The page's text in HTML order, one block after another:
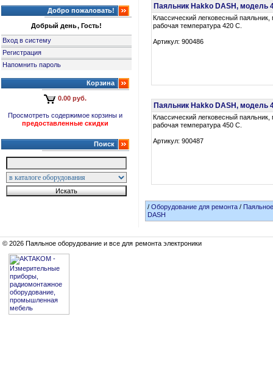
Добро пожаловать!
Добрый день, Гость!
Вход в систему
Регистрация
Напомнить пароль
Корзина
0.00 руб.
Просмотреть содержимое корзины и
предоставленные скидки
Поиск
Паяльник Hakko DASH, модель
Классический легковесный
рабочая температура 420 С.
Артикул: 900486
Паяльник Hakko DASH, модель
Классический легковесный
рабочая температура 450 С.
Артикул: 900487
/Оборудование для ремонта /
DASH
© 2026 Паяльное оборудование и все для ремонта электроники